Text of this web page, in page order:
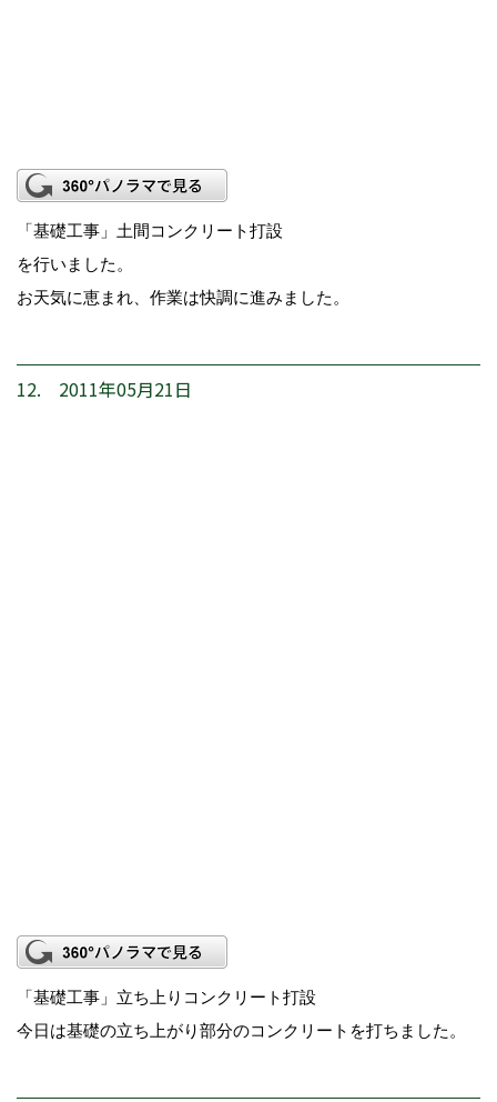
「基礎工事」土間コンクリート打設
を行いました。
お天気に恵まれ、作業は快調に進みました。
12. 2011年05月21日
「基礎工事」立ち上りコンクリート打設
今日は基礎の立ち上がり部分のコンクリートを打ちました。